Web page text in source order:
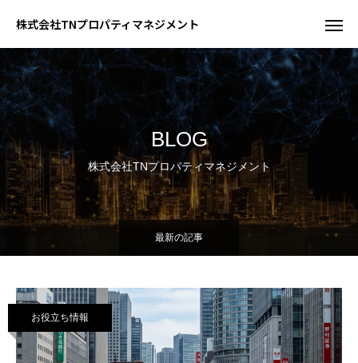
株式会社TNプロパティマネジメント
BLOG
株式会社TNプロパティマネジメント
最新の記事
お役立ち情報